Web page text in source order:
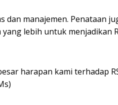
dan manajemen. Penataan
lebih untuk menjadikan
harapan kami terhadap